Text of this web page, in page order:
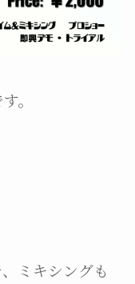
。
ミキシングも